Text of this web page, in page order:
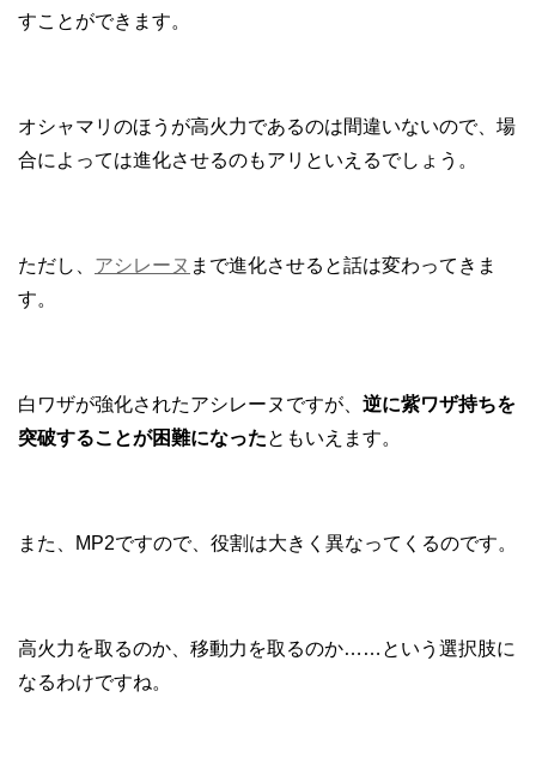
すことができます。
オシャマリのほうが高火力であるのは間違いないので、場
合によっては進化させるのもアリといえるでしょう。
ただし、 アシレーヌ まで進化させると話は変わってきま
す。
白ワザが強化されたアシレーヌですが、 逆に紫ワザ持ちを
突破することが困難になったともいえます。
また、MP2ですので、役割は大きく異なってくるのです。
高火力を取るのか、移動力を取るのか……という選択肢に
なるわけですね。